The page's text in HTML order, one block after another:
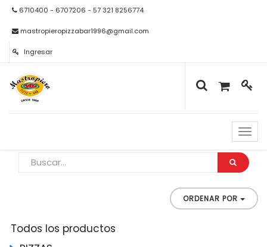
6710400 - 6707206 - 57 321 8256774
mastropieropizzabar1996@gmail.com
Ingresar
de
ORDENAR POR
Todos los productos